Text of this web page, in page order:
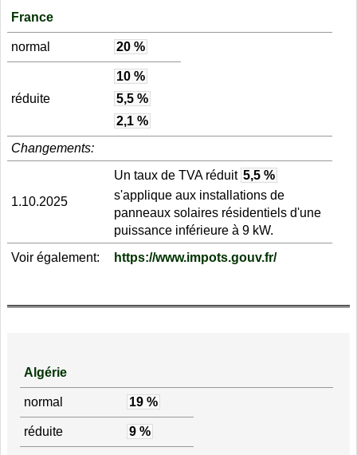
France
normal 20 %
réduite
10 %
5,5 %
2,1 %
Changements:
1.10.2025
Un taux de TVA réduit 5,5 %
s'applique aux installations de
panneaux solaires résidentiels d'une
puissance inférieure à 9 kW.
Voir également:
https://www.impots.gouv.fr/
Algérie
normal 19 %
réduite 9 %